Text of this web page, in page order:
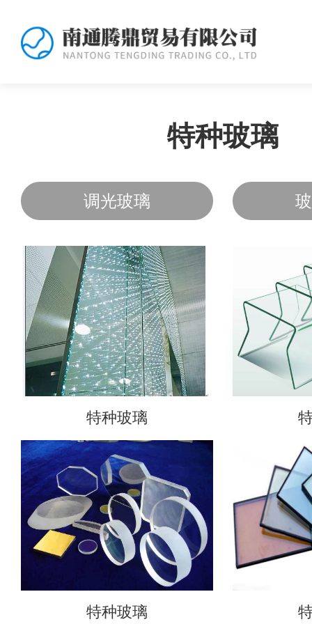
特种玻璃
调光玻璃
特种玻璃
特种玻璃